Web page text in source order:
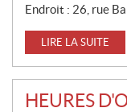
Endroit : 26, rue
LIRE LA SUITE
HEURES